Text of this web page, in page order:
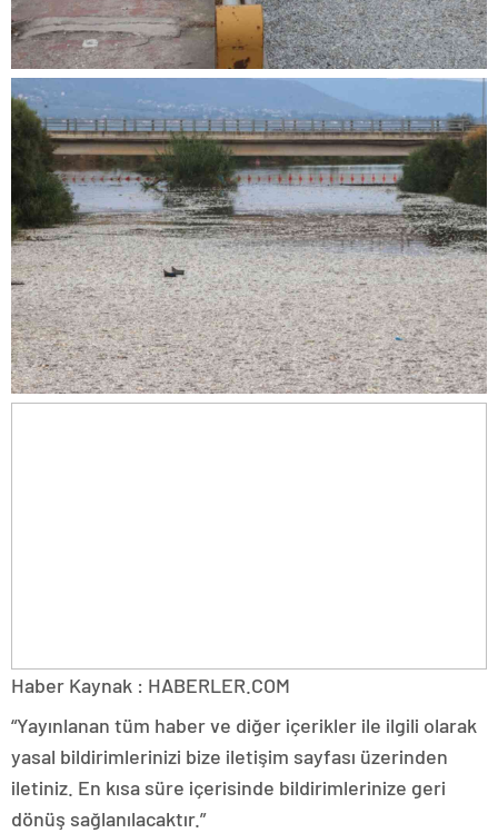
Haber Kaynak : HABERLER.COM
“Yayınlanan tüm haber ve diğer içerikler ile ilgili olarak
yasal bildirimlerinizi bize iletişim sayfası üzerinden
iletiniz. En kısa süre içerisinde bildirimlerinize geri
dönüş sağlanılacaktır.”